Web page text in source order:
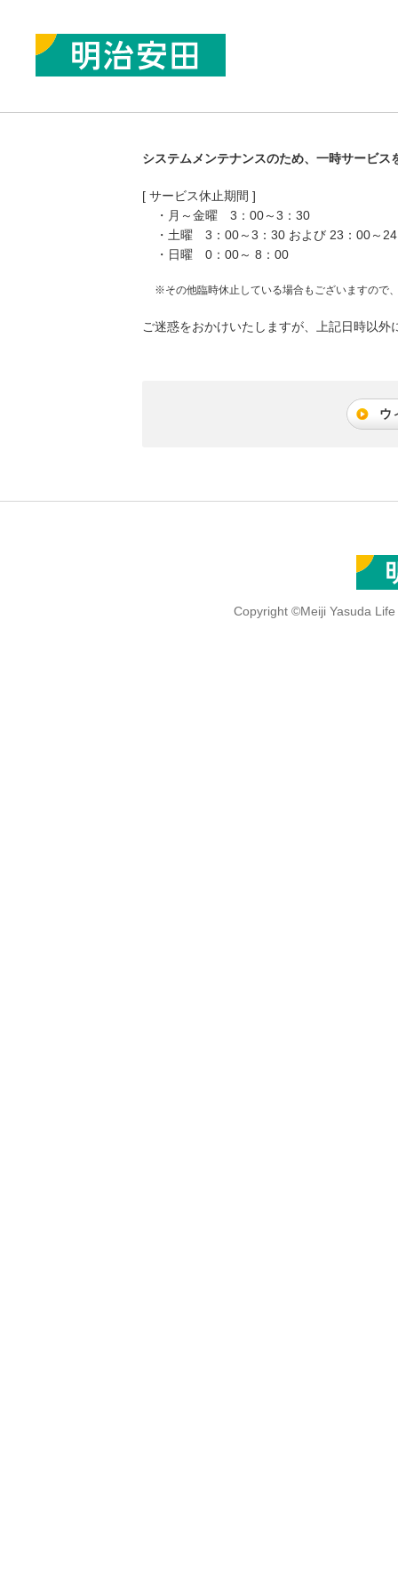
システムメンテナンスのため、一時サービス
[ サービス休止期間 ]
・月～金曜 3：00～3：30
・土曜 3：00～3：30 および 23：00～
・日曜 0：00～ 8：00
※その他臨時休止している場合もございますので
ご迷惑をおかけいたしますが、上記日時以
ウ
Copyright ©Meiji Yasuda